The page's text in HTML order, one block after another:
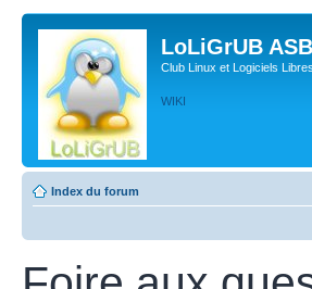
LoLiGrUB
Club Linux et Logiciels
WIKI
Index du forum